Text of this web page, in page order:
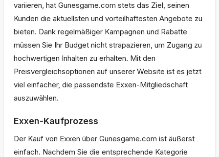
variieren, hat Gunesgame.com stets das Ziel, seinen
Kunden die aktuellsten und vorteilhaftesten Angebote zu
bieten. Dank regelmäßiger Kampagnen und Rabatte
müssen Sie Ihr Budget nicht strapazieren, um Zugang zu
hochwertigen Inhalten zu erhalten. Mit den
Preisvergleichsoptionen auf unserer Website ist es jetzt
viel einfacher, die passendste Exxen-Mitgliedschaft
auszuwählen.
Exxen-Kaufprozess
Der Kauf von Exxen über Gunesgame.com ist äußerst
einfach. Nachdem Sie die entsprechende Kategorie